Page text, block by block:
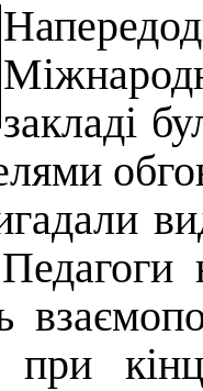
закладі